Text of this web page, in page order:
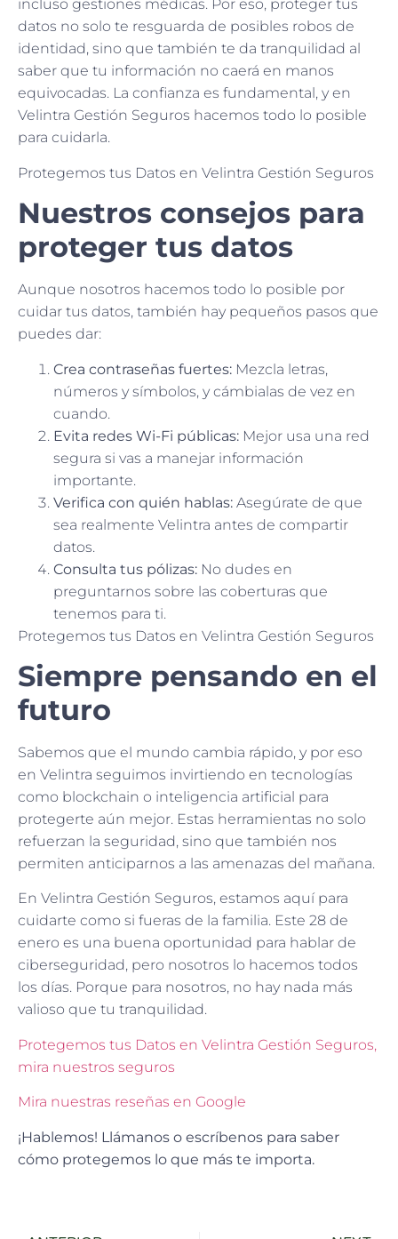
incluso gestiones médicas. Por eso, proteger tus
datos no solo te resguarda de posibles robos de
identidad, sino que también te da tranquilidad al
saber que tu información no caerá en manos
equivocadas. La confianza es fundamental, y en
Velintra Gestión Seguros hacemos todo lo posible
para cuidarla.
Protegemos tus Datos en Velintra Gestión Seguros
Nuestros consejos para
proteger tus datos
Aunque nosotros hacemos todo lo posible por
cuidar tus datos, también hay pequeños pasos que
puedes dar:
Crea contraseñas fuertes: Mezcla letras,
números y símbolos, y cámbialas de vez en
cuando.
Evita redes Wi-Fi públicas: Mejor usa una red
segura si vas a manejar información
importante.
Verifica con quién hablas: Asegúrate de que
sea realmente Velintra antes de compartir
datos.
Consulta tus pólizas: No dudes en
preguntarnos sobre las coberturas que
tenemos para ti.
Protegemos tus Datos en Velintra Gestión Seguros
Siempre pensando en el
futuro
Sabemos que el mundo cambia rápido, y por eso
en Velintra seguimos invirtiendo en tecnologías
como blockchain o inteligencia artificial para
protegerte aún mejor. Estas herramientas no solo
refuerzan la seguridad, sino que también nos
permiten anticiparnos a las amenazas del mañana.
En Velintra Gestión Seguros, estamos aquí para
cuidarte como si fueras de la familia. Este 28 de
enero es una buena oportunidad para hablar de
ciberseguridad, pero nosotros lo hacemos todos
los días. Porque para nosotros, no hay nada más
valioso que tu tranquilidad.
Protegemos tus Datos en Velintra Gestión Seguros,
mira nuestros seguros
Mira nuestras reseñas en Google
¡Hablemos! Llámanos o escríbenos para saber
cómo protegemos lo que más te importa.